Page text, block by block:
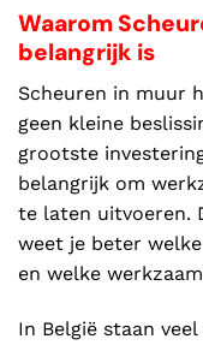
Waarom
belangrijk is
Scheuren in muur
geen kleine
grootste
belangrijk om
te laten uitvoeren.
weet je beter
en welke
In België staan